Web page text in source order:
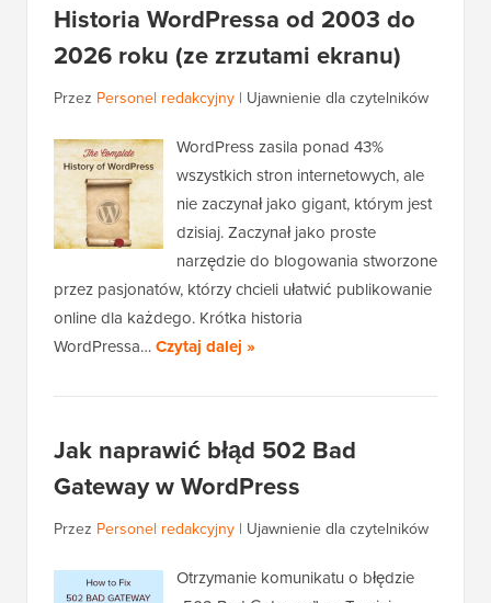
Historia WordPressa od 2003 do
2026 roku (ze zrzutami ekranu)
Przez Personel redakcyjny | Ujawnienie dla czytelników
WordPress zasila ponad 43%
wszystkich stron internetowych, ale
nie zaczynał jako gigant, którym jest
dzisiaj. Zaczynał jako proste
narzędzie do blogowania stworzone
przez pasjonatów, którzy chcieli ułatwić publikowanie
online dla każdego. Krótka historia
WordPressa…Czytaj dalej »
Jak naprawić błąd 502 Bad
Gateway w WordPress
Przez Personel redakcyjny | Ujawnienie dla czytelników
Otrzymanie komunikatu o błędzie